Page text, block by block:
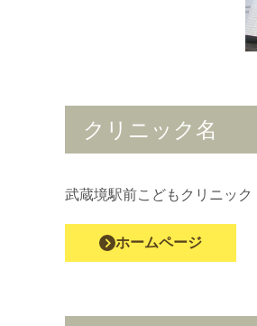
クリニック名
武蔵境駅前こどもクリニック
ホームページ